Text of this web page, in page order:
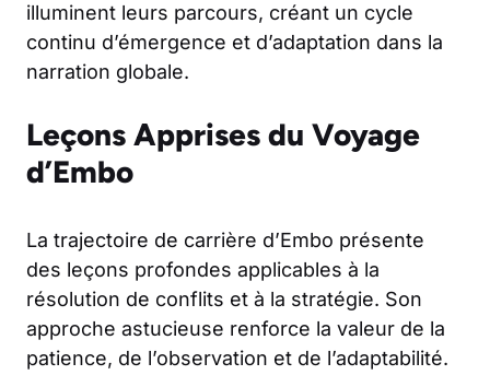
illuminent leurs parcours, créant un cycle
continu d’émergence et d’adaptation dans la
narration globale.
Leçons Apprises du Voyage
d’Embo
La trajectoire de carrière d’Embo présente
des leçons profondes applicables à la
résolution de conflits et à la stratégie. Son
approche astucieuse renforce la valeur de la
patience, de l’observation et de l’adaptabilité.